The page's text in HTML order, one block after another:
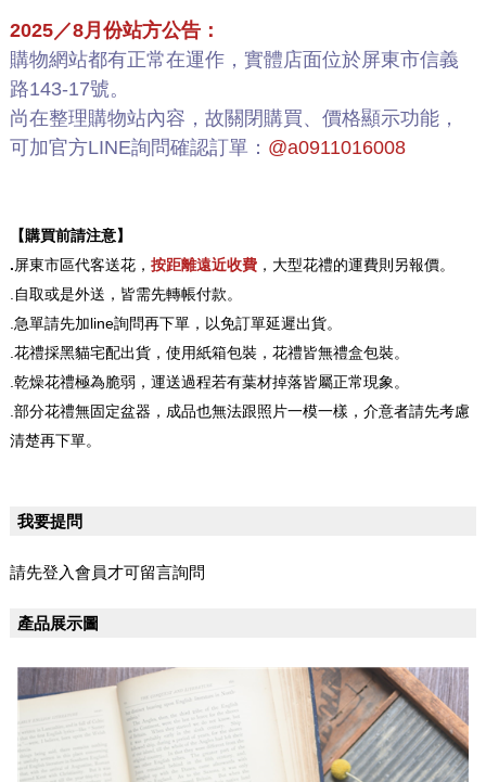
2025／8月份站方公告：
購物網站都有正常在運作，實體店面位於屏東市信義
路143-17號。
尚在整理購物站內容，故關閉購買、價格顯示功能，
可加官方LINE詢問確認訂單： @a0911016008
【購買前請注意】
.屏東市區代客送花， 按距離遠近收費，大型花禮的運費則另報價。
.自取或是外送，皆需先轉帳付款。
.急單請先加line詢問再下單，以免訂單延遲出貨。
.花禮採黑貓宅配出貨，使用紙箱包裝，花禮皆無禮盒包裝。
.乾燥花禮極為脆弱，運送過程若有葉材掉落皆屬正常現象。
.部分花禮無固定盆器，成品也無法跟照片一模一樣，介意者請先考慮
清楚再下單。
我要提問
請先登入會員才可留言詢問
產品展示圖